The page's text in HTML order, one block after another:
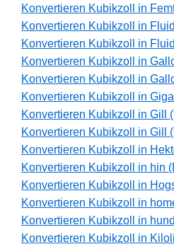
Konvertieren Kubikzoll in
Konvertieren Kubikzoll in
Konvertieren Kubikzoll in
Konvertieren Kubikzoll in
Konvertieren Kubikzoll in
Konvertieren Kubikzoll in
Konvertieren Kubikzoll in Gill
Konvertieren Kubikzoll in Gill
Konvertieren Kubikzoll in
Konvertieren Kubikzoll in hin
Konvertieren Kubikzoll in
Konvertieren Kubikzoll in
Konvertieren Kubikzoll in
Konvertieren Kubikzoll in